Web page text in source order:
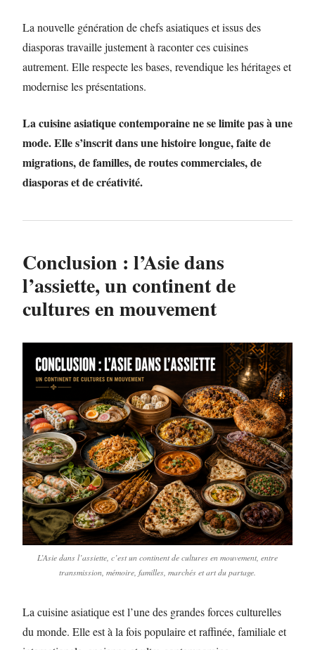
La nouvelle génération de chefs asiatiques et issus des
diasporas travaille justement à raconter ces cuisines
autrement. Elle respecte les bases, revendique les héritages et
modernise les présentations.
La cuisine asiatique contemporaine ne se limite pas à une
mode. Elle s’inscrit dans une histoire longue, faite de
migrations, de familles, de routes commerciales, de
diasporas et de créativité.
Conclusion : l’Asie dans
l’assiette, un continent de
cultures en mouvement
L’Asie dans l’assiette, c’est un continent de cultures en mouvement, entre
transmission, mémoire, familles, marchés et art du partage.
La cuisine asiatique est l’une des grandes forces culturelles
du monde. Elle est à la fois populaire et raffinée, familiale et